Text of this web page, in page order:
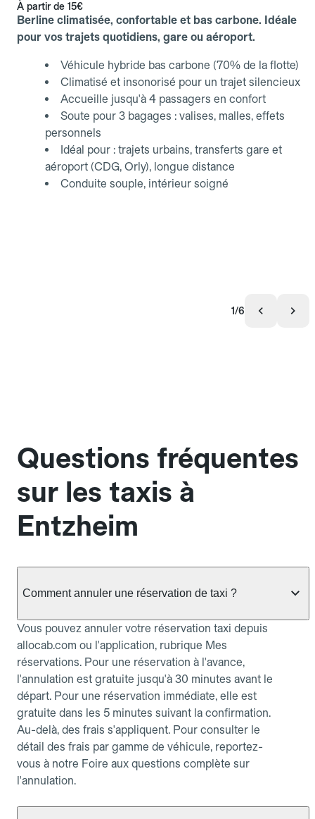
À partir de 15€
Berline climatisée, confortable et bas carbone. Idéale
pour vos trajets quotidiens, gare ou aéroport.
Véhicule hybride bas carbone (70% de la flotte)
Climatisé et insonorisé pour un trajet silencieux
Accueille jusqu'à 4 passagers en confort
Soute pour 3 bagages : valises, malles, effets
personnels
Idéal pour : trajets urbains, transferts gare et
aéroport (CDG, Orly), longue distance
Conduite souple, intérieur soigné
1/6
Questions fréquentes
sur les taxis à
Entzheim
Comment annuler une réservation de taxi ?
Vous pouvez annuler votre réservation taxi depuis
allocab.com ou l'application, rubrique Mes
réservations. Pour une réservation à l'avance,
l'annulation est gratuite jusqu'à 30 minutes avant le
départ. Pour une réservation immédiate, elle est
gratuite dans les 5 minutes suivant la confirmation.
Au-delà, des frais s'appliquent. Pour consulter le
détail des frais par gamme de véhicule, reportez-
vous à notre Foire aux questions complète sur
l'annulation.